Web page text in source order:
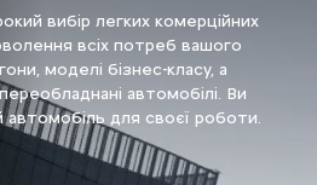
вибір легких комерційних
всіх потреб вашого
моделі бізнес-класу, а
автомобілі. Ви
для своєї роботи.